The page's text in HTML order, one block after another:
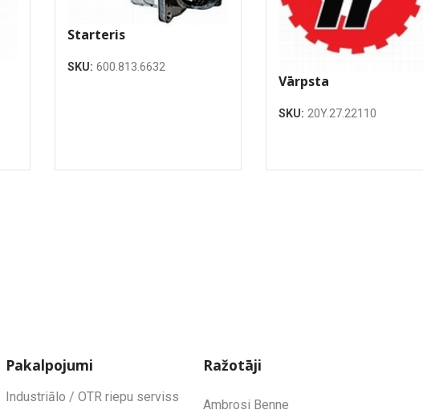
Starteris
SKU:600.813.6632
Vārpsta
SKU:20Y.27.22110
Pakalpojumi
Industriālo / OTR riepu serviss
Ražotāji
Ambrosi Benne